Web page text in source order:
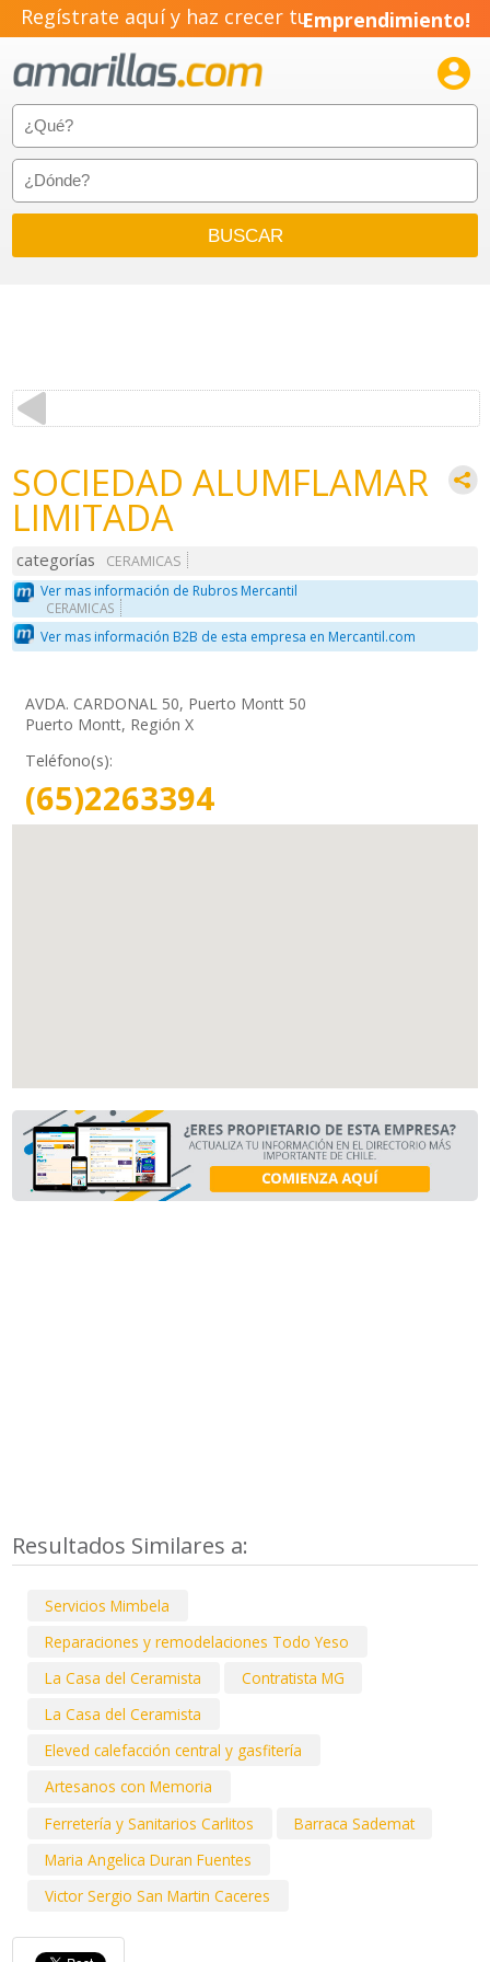
Regístrate aquí y haz crecer tuEmprendimiento!

SOCIEDAD ALUMFLAMAR
LIMITADA
categorías
CERAMICAS
Ver mas información de Rubros Mercantil
CERAMICAS
Ver mas información B2B de esta empresa en Mercantil.com
AVDA. CARDONAL 50, Puerto Montt 50
Puerto Montt, Región X
Teléfono(s):
(65)2263394
Resultados Similares a:
Servicios Mimbela
Reparaciones y remodelaciones Todo Yeso
La Casa del Ceramista
Contratista MG
La Casa del Ceramista
Eleved calefacción central y gasfitería
Artesanos con Memoria
Ferretería y Sanitarios Carlitos
Barraca Sademat
Maria Angelica Duran Fuentes
Victor Sergio San Martin Caceres